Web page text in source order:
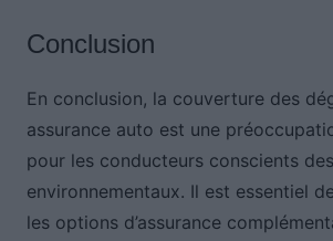
Conclusion
En conclusion, la couverture des
assurance auto est une
pour les conducteurs conscients
environnementaux. Il est essentiel
les options d’assurance